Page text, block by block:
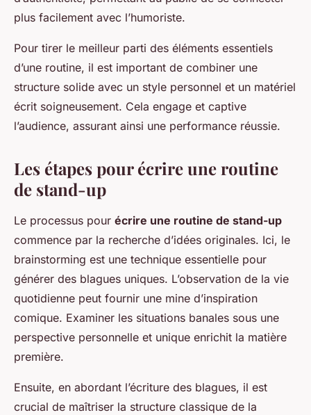
plus facilement avec l’humoriste.
Pour tirer le meilleur parti des éléments essentiels
d’une routine, il est important de combiner une
structure solide avec un style personnel et un matériel
écrit soigneusement. Cela engage et captive
l’audience, assurant ainsi une performance réussie.
Les étapes pour écrire une routine
de stand-up
Le processus pour écrire une routine de stand-up
commence par la recherche d’idées originales. Ici, le
brainstorming est une technique essentielle pour
générer des blagues uniques. L’observation de la vie
quotidienne peut fournir une mine d’inspiration
comique. Examiner les situations banales sous une
perspective personnelle et unique enrichit la matière
première.
Ensuite, en abordant l’écriture des blagues, il est
crucial de maîtriser la structure classique de la